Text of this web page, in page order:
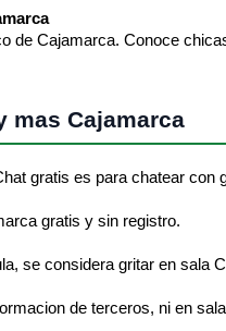
de Cajamarca. Conoce
mas Cajamarca
gratis es para chatear con
gratis y sin registro.
se considera gritar en sala
de terceros, ni en